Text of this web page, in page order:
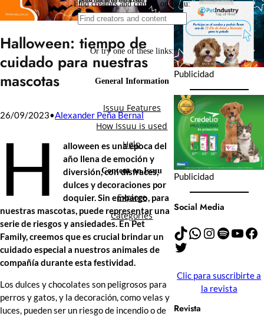
Halloween: tiempo de
cuidado para nuestras
mascotas
26/09/2023•Alexander Peña Bernal
H
alloween es una época del
año llena de emoción y
diversión, con disfraces,
dulces y decoraciones por
doquier. Sin embargo, para
nuestras mascotas, puede representar una
serie de riesgos y ansiedades. En Pet
Family, creemos que es crucial brindar un
cuidado especial a nuestros animales de
compañía durante esta festividad.
Los dulces y chocolates son peligrosos para
perros y gatos, y la decoración, como velas y
luces, pueden ser un riesgo de incendio o de
Publicidad
Publicidad
Social Media
TikTok WhatsApp Instagram Spotify YouTube Facebook
Twitter
Clic para suscribirte a
la revista
Revista